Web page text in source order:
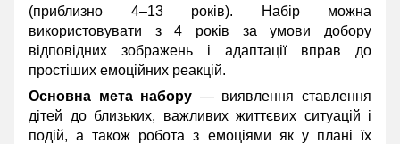
(приблизно 4–13 років). Набір можна
використовувати з 4 років за умови добору
відповідних зображень і адаптації вправ до
простіших емоційних реакцій.
Основна мета набору — виявлення ставлення
дітей до близьких, важливих життєвих ситуацій і
подій, а також робота з емоціями як у плані їх